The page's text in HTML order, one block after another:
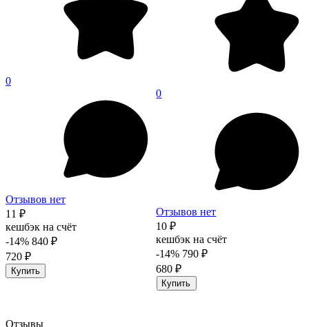
0
Отзывов нет
11 ₽
кешбэк на счёт
-14% 840 ₽
720 ₽
Купить
0
Отзывов нет
10 ₽
кешбэк на счёт
-14% 790 ₽
680 ₽
Купить
Отзывы